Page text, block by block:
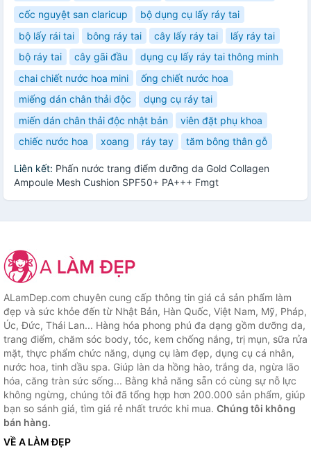
cốc nguyệt san claricup
bộ dụng cụ lấy ráy tai
bộ lấy rái tai
bông ráy tai cây lấy ráy tai
lấy ráy tai
bộ ráy tai
cây gãi đầu
dụng cụ lấy ráy tai thông minh
chai chiết nước hoa mini
ống chiết nước hoa
miếng dán chân thải độc
dụng cụ ráy tai
miến dán chân thải độc nhật bản
viên đặt phụ khoa
chiếc nước hoa
xoang ráy tay tăm bông thân gỗ
Liên kết: Phấn nước trang điểm dưỡng da Gold Collagen
Ampoule Mesh Cushion SPF50+ PA+++ Fmgt
ALamDep.com chuyên cung cấp thông tin giá cả sản phẩm làm
đẹp và sức khỏe đến từ Nhật Bản, Hàn Quốc, Việt Nam, Mỹ, Pháp,
Úc, Đức, Thái Lan... Hàng hóa phong phú đa dạng gồm dưỡng da,
trang điểm, chăm sóc body, tóc, kem chống nắng, trị mụn, sữa rửa
mặt, thực phẩm chức năng, dụng cụ làm đẹp, dụng cụ cá nhân,
nước hoa, tinh dầu spa. Giúp làn da hồng hào, trắng da, ngừa lão
hóa, căng tràn sức sống... Bằng khả năng sẵn có cùng sự nỗ lực
không ngừng, chúng tôi đã tổng hợp hơn 200.000 sản phẩm, giúp
bạn so sánh giá, tìm giá rẻ nhất trước khi mua. Chúng tôi không
bán hàng.
VỀ A LÀM ĐẸP